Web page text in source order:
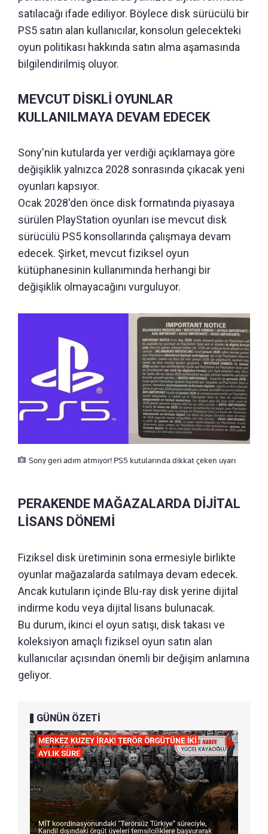
satılacağı ifade ediliyor. Böylece disk sürücülü bir
PS5 satın alan kullanıcılar, konsolun gelecekteki
oyun politikası hakkında satın alma aşamasında
bilgilendirilmiş oluyor.
MEVCUT DİSKLİ OYUNLAR
KULLANILMAYA DEVAM EDECEK
Sony'nin kutularda yer verdiği açıklamaya göre
değişiklik yalnızca 2028 sonrasında çıkacak yeni
oyunları kapsıyor.
Ocak 2028'den önce disk formatında piyasaya
sürülen PlayStation oyunları ise mevcut disk
sürücülü PS5 konsollarında çalışmaya devam
edecek. Şirket, mevcut fiziksel oyun
kütüphanesinin kullanımında herhangi bir
değişiklik olmayacağını vurguluyor.
Sony geri adım atmıyor! PS5 kutularında dikkat çeken uyarı
PERAKENDE MAĞAZALARDA DİJİTAL
LİSANS DÖNEMİ
Fiziksel disk üretiminin sona ermesiyle birlikte
oyunlar mağazalarda satılmaya devam edecek.
Ancak kutuların içinde Blu-ray disk yerine dijital
indirme kodu veya dijital lisans bulunacak.
Bu durum, ikinci el oyun satışı, disk takası ve
koleksiyon amaçlı fiziksel oyun satın alan
kullanıcılar açısından önemli bir değişim anlamına
geliyor.
GÜNÜN ÖZETİ